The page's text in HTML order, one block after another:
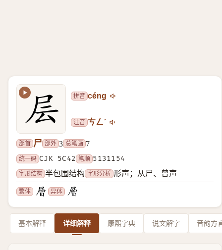
拼音 céng
注音 ㄘㄥˊ
部首 尸 部外 3 总笔画 7
统一码 CJK 5C42 笔顺 5131154
字形结构 半包围结构 字形分析 形声；从尸、曾声
繁体 异体
基本解释 详细解释 康熙字典 说文解字 音韵方